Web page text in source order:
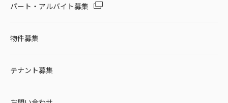
パート・アルバイト募集
物件募集
テナント募集